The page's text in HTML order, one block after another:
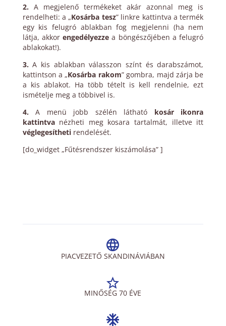
2. A megjelenő termékeket akár azonnal meg is
rendelheti: a „Kosárba tesz” linkre kattintva a termék
egy kis felugró ablakban fog megjelenni (ha nem
látja, akkorengedélyezze a böngészőjében a felugró
ablakokat!).
3.A kis ablakban válasszon színt és darabszámot,
kattintson a „Kosárba rakom” gombra, majd zárja be
a kis ablakot. Ha több tételt is kell rendelnie, ezt
ismételje meg a többivel is.
4. A menü jobb szélén látható kosár ikonra
kattintvanézheti meg kosara tartalmát, illetve itt
véglegesítheti rendelését.
[do_widget „Fűtésrendszer kiszámolása” ]
PIACVEZETŐ SKANDINÁVIÁBAN
MINŐSÉG 70 ÉVE